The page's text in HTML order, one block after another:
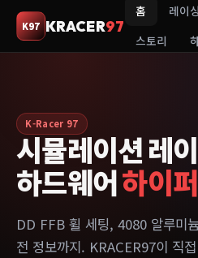
K97 KRACER97
홈 레이싱
스토리
K-Racer 97
시뮬레이션 레
하드웨어 하이
DD FFB 휠 세팅, 4080 알루미
전 정보까지. KRACER97이 직